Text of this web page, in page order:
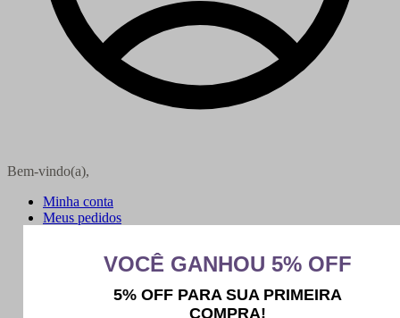
Bem-vindo(a),
Minha conta
Meus pedidos